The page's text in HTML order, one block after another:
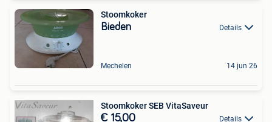
Stoomkoker
Bieden Details
Mechelen 14 jun 26
Stoomkoker SEB VitaSaveur
€ 15,00 Details